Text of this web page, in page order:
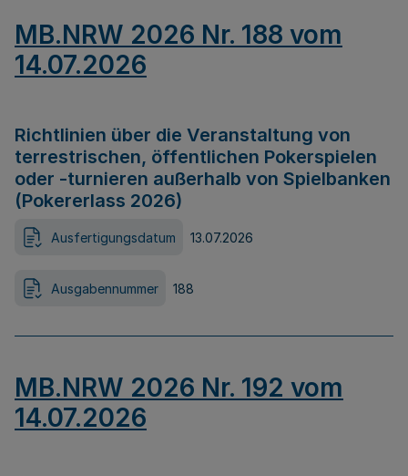
MB.NRW 2026 Nr. 188 vom
14.07.2026
Richtlinien über die Veranstaltung von
terrestrischen, öffentlichen Pokerspielen
oder -turnieren außerhalb von Spielbanken
(Pokererlass 2026)
Ausfertigungsdatum 13.07.2026
Ausgabennummer 188
MB.NRW 2026 Nr. 192 vom
14.07.2026